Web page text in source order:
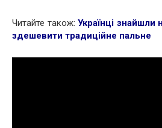
Читайте також: Українці знайшли
здешевити традиційне пальне